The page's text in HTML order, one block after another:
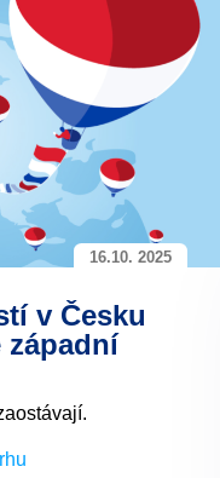
16.10. 2025
v Česku
západní